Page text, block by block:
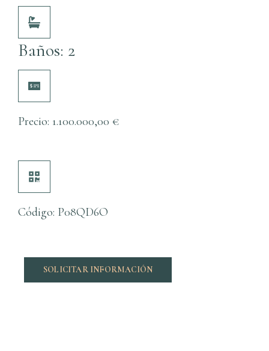
Baños: 2
Precio: 1.100.000,00 €
Código: P08QD6O
SOLICITAR INFORMACIÓN